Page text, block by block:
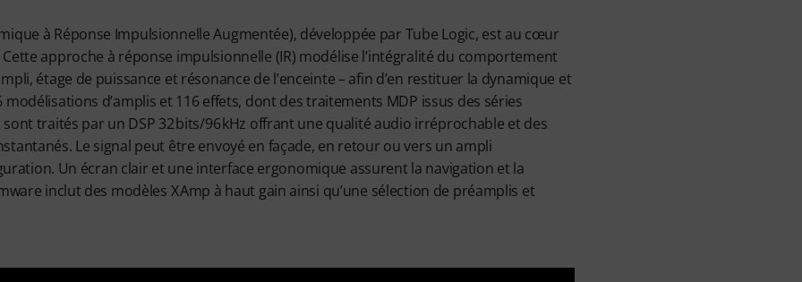
à Réponse Impulsionnelle Augmentée), développée par Tube Logic, est au cœur
Cette approche à réponse impulsionnelle (IR) modélise l’intégralité du comportement
étage de puissance et résonance de l’enceinte – afin d’en restituer la dynamique et
d’amplis et 116 effets, dont des traitements MDP issus des séries
sont traités par un DSP 32 bits/96 kHz offrant une qualité audio irréprochable et des
Le signal peut être envoyé en façade, en retour ou vers un ampli
Un écran clair et une interface ergonomique assurent la navigation et la
inclut des modèles X Amp à haut gain ainsi qu’une sélection de préamplis et